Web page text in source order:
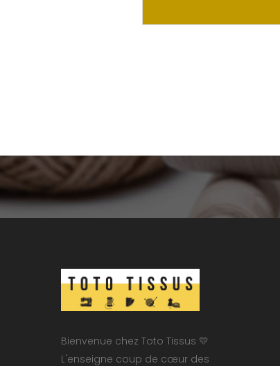
Bienvenue chez Toto Tissus 💛
L'enseigne coup de cœur des